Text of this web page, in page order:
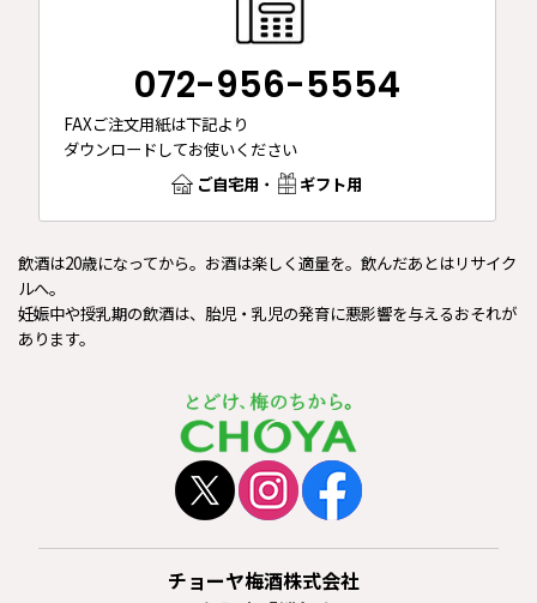
072-956-5554
FAXご注文用紙は下記より
ダウンロードしてお使いください
ご自宅用 ・ ギフト用
飲酒は20歳になってから。お酒は楽しく適量を。飲んだあとはリサイク
ルへ。
妊娠中や授乳期の飲酒は、胎児・乳児の発育に悪影響を与えるおそれが
あります。
チョーヤ梅酒株式会社